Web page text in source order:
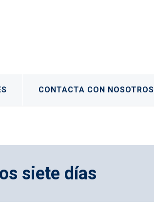
CONTACTA CON NOSOTROS
siete días